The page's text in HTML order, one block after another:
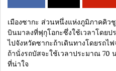
เมืองซากะ ส่วนหนึ่งแห่งภูมิภาคคิว
บินมาลงที่ฟุกุโอกะซึ่งใช้เวลาโดย
ไปจังหวัดซากะถ้าเดินทางโดยรถ
ถ้านั่งรถบัสจะใช้เวลาประมาณ 70
ที่น่าใจ